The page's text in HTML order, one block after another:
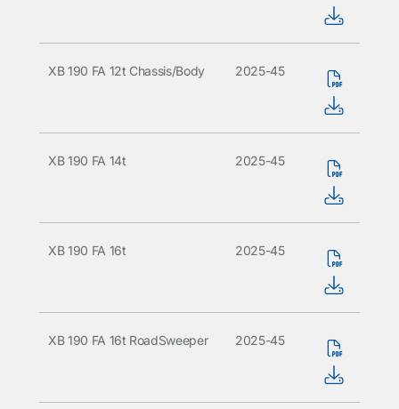
XB 190 FA 12t Chassis/Body 2025-45
XB 190 FA 14t 2025-45
XB 190 FA 16t 2025-45
XB 190 FA 16t RoadSweeper 2025-45